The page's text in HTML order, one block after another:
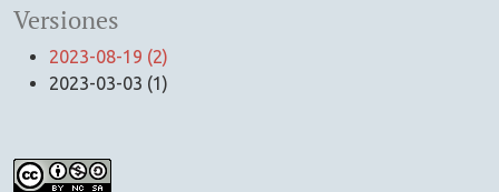
Versiones
2023-08-19 (2)
2023-03-03 (1)